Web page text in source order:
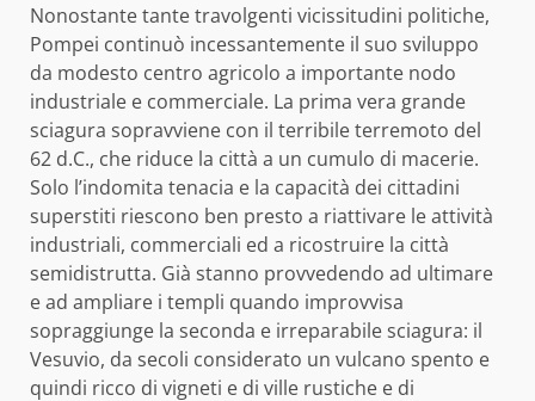
Nonostante tante travolgenti vicissitudini politiche,
Pompei continuò incessantemente il suo sviluppo
da modesto centro agricolo a importante nodo
industriale e commerciale. La prima vera grande
sciagura sopravviene con il terribile terremoto del
62 d.C., che riduce la città a un cumulo di macerie.
Solo l’indomita tenacia e la capacità dei cittadini
superstiti riescono ben presto a riattivare le attività
industriali, commerciali ed a ricostruire la città
semidistrutta. Già stanno provvedendo ad ultimare
e ad ampliare i templi quando improvvisa
sopraggiunge la seconda e irreparabile sciagura: il
Vesuvio, da secoli considerato un vulcano spento e
quindi ricco di vigneti e di ville rustiche e di